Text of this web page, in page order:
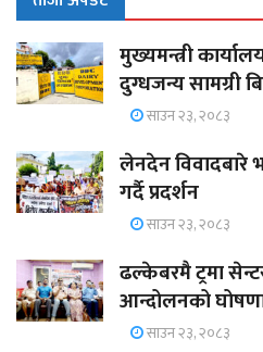
मुख्यमन्त्री
दुग्धजन्य सामग्री
साउन २३, २०८३
लेनदेन विवादबारे
गर्दै प्रदर्शन
साउन २३, २०८३
ढल्केबरमै ट्रमा
आन्दोलनको
साउन २३, २०८३